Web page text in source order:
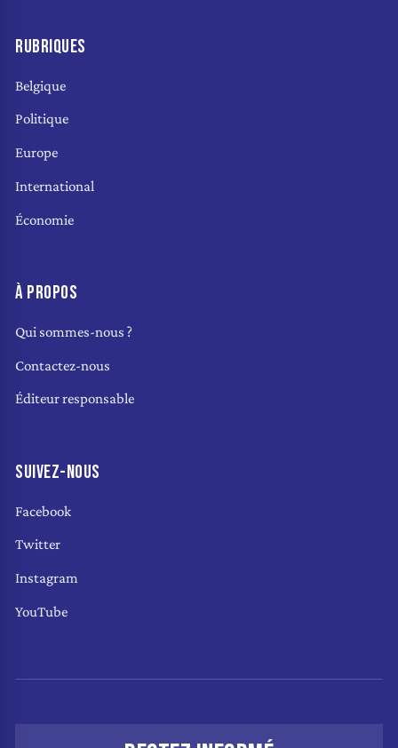
RUBRIQUES
Belgique
Politique
Europe
International
Économie
À PROPOS
Qui sommes-nous ?
Contactez-nous
Éditeur responsable
SUIVEZ-NOUS
Facebook
Twitter
Instagram
YouTube